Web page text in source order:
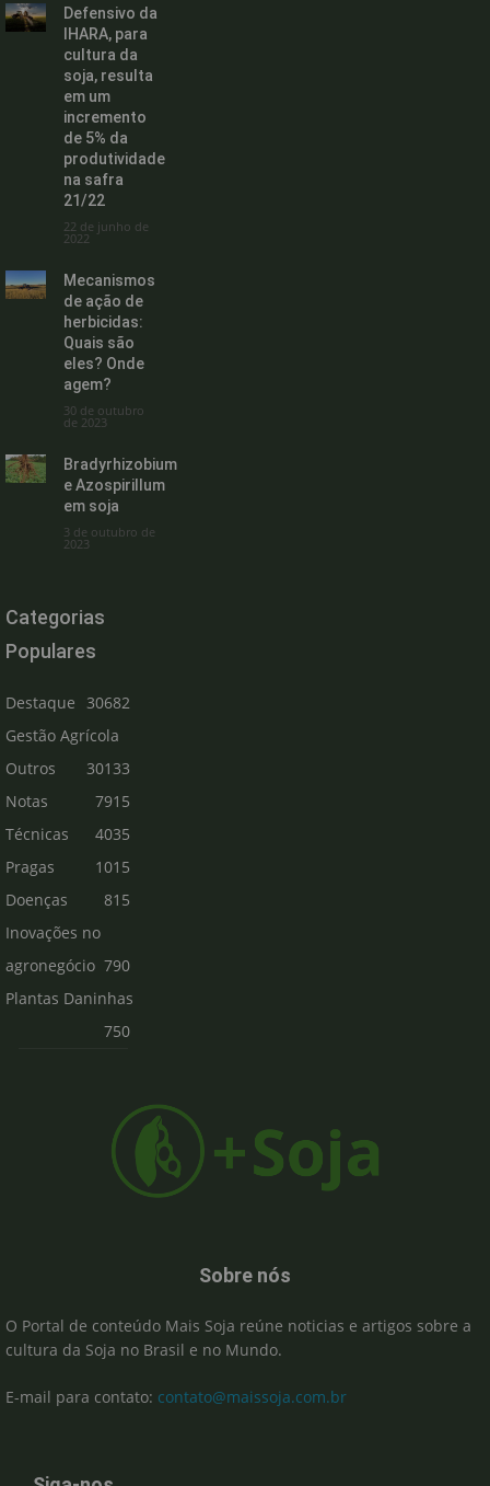
Defensivo da
IHARA, para
cultura da
soja, resulta
em um
incremento
de 5% da
produtividade
na safra
21/22
22 de junho de
2022
Mecanismos
de ação de
herbicidas:
Quais são
eles? Onde
agem?
30 de outubro
de 2023
Bradyrhizobium
e Azospirillum
em soja
3 de outubro de
2023
Categorias
Populares
Destaque
30682
Gestão Agrícola
30133
Outros
7915
Notas
Técnicas
4035
Pragas
1015
Doenças
815
Inovações no
agronegócio 790
Plantas Daninhas
750
Sobre nós
O Portal de conteúdo Mais Soja reúne noticias e artigos sobre a
cultura da Soja no Brasil e no Mundo.
E-mail para contato: contato@maissoja.com.br